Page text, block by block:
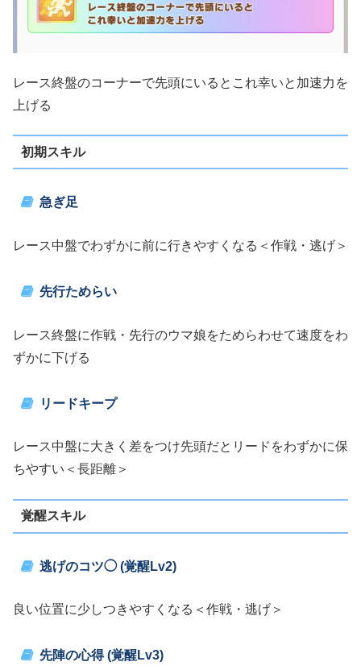
レース終盤のコーナーで先頭にいるとこれ幸いと加速力を
上げる
初期スキル
急ぎ足
レース中盤でわずかに前に行きやすくなる＜作戦・逃げ＞
先行ためらい
レース終盤に作戦・先行のウマ娘をためらわせて速度をわ
ずかに下げる
リードキープ
レース中盤に大きく差をつけ先頭だとリードをわずかに保
ちやすい＜長距離＞
覚醒スキル
逃げのコツ◯ (覚醒Lv2)
良い位置に少しつきやすくなる＜作戦・逃げ＞
先陣の心得 (覚醒Lv3)